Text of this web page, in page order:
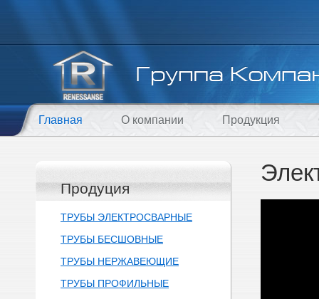
Главная О компании Продукция
Продуция
ТРУБЫ ЭЛЕКТРОСВАРНЫЕ
ТРУБЫ БЕСШОВНЫЕ
ТРУБЫ НЕРЖАВЕЮЩИЕ
ТРУБЫ ПРОФИЛЬНЫЕ